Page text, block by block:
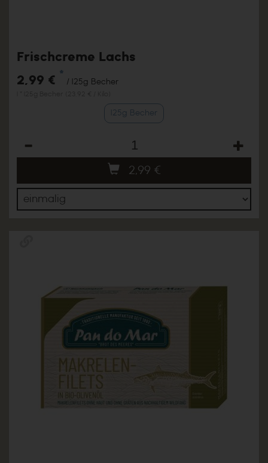
Frischcreme Lachs
2,99 € *
/ 125g Becher
125g Becher
2,99 €